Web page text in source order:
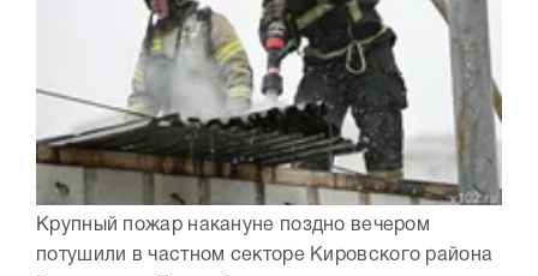
Крупный пожар накануне поздно вечером
потушили в частном секторе Кировского района